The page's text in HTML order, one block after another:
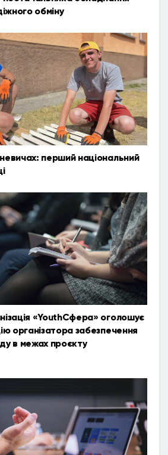
обміну
перший національний
«YouthСфера» оголошує
організатора забезпечення
в межах проєкту